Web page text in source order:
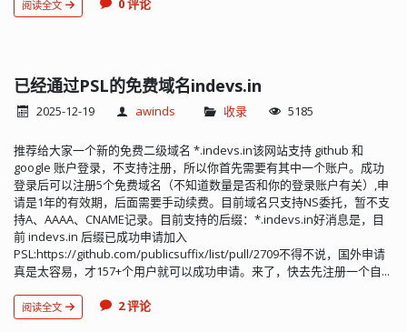
阅读全文 0 评论
已经通过PSL的免费域名indevs.in
2025-12-19 awinds 收录 5185
推荐给大家一个新的免费二级域名 *.indevs.in该网站支持 github 和
google 账户登录，不支持注册，所以你首先需要有其中一个账户。成功
登录后可以注册5个免费域名（不知道数量是否和你的登录账户有关）,申
请是1年的有效期，后面需要手动续费。目前域名只支持NS委托，暂不支
持A、AAAA、CNAME记录。目前支持的后缀：*.indevs.in好消息是，目
前 indevs.in 后缀已成功申请加入
PSL:https://github.com/publicsuffix/list/pull/2709不得不说，国外申请
真是太容易，才157+个用户就可以成功申请。来了，快去先注册一个自...
阅读全文 2 评论